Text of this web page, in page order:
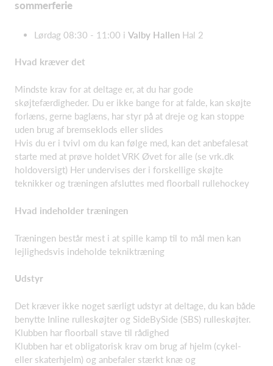
sommerferie
Lørdag 08:30 - 11:00 i Valby Hallen Hal 2
Hvad kræver det
Mindste krav for at deltage er, at du har gode
skøjtefærdigheder. Du er ikke bange for at falde, kan skøjte
forlæns, gerne baglæns, har styr på at dreje og kan stoppe
uden brug af bremseklods eller slides
Hvis du er i tvivl om du kan følge med, kan det anbefalesat
starte med at prøve holdet VRK Øvet for alle (se vrk.dk
holdoversigt) Her undervises der i forskellige skøjte
teknikker og træningen afsluttes med floorball rullehockey
Hvad indeholder træningen
Træningen består mest i at spille kamp til to mål men kan
lejlighedsvis indeholde tekniktræning
Udstyr
Det kræver ikke noget særligt udstyr at deltage, du kan både
benytte Inline rulleskøjter og SideBySide (SBS) rulleskøjter.
Klubben har floorball stave til rådighed
Klubben har et obligatorisk krav om brug af hjelm (cykel-
eller skaterhjelm) og anbefaler stærkt knæ og